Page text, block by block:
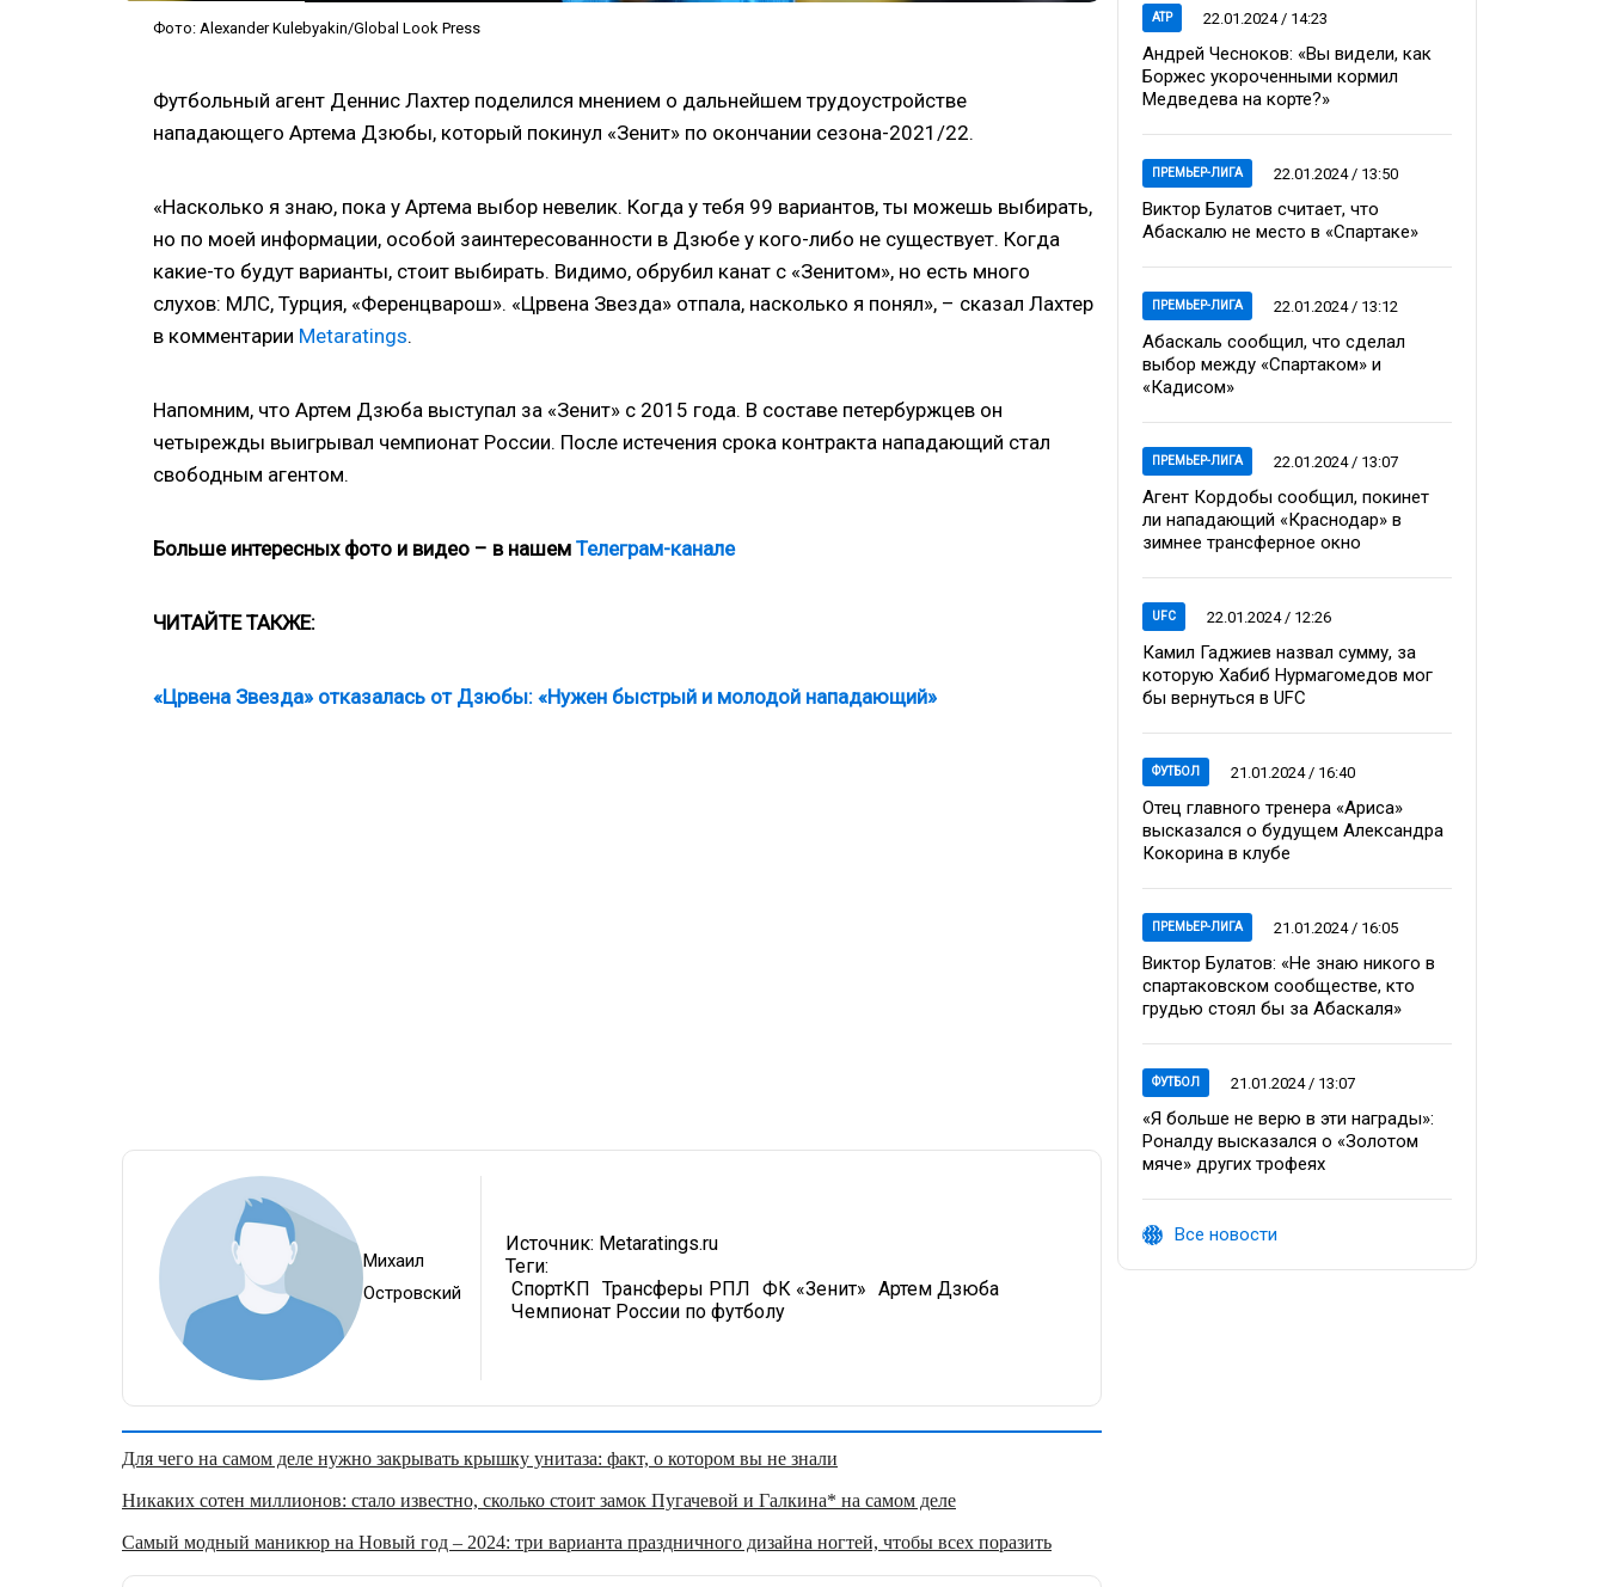
Фото: Alexander Kulebyakin/Global Look Press
Футбольный агент Деннис Лахтер поделился мнением о дальнейшем трудоустройстве
нападающего Артема Дзюбы, который покинул «Зенит» по окончании сезона-2021/22.
«Насколько я знаю, пока у Артема выбор невелик. Когда у тебя 99 вариантов, ты можешь выбирать,
но по моей информации, особой заинтересованности в Дзюбе у кого-либо не существует. Когда
какие-то будут варианты, стоит выбирать. Видимо, обрубил канат с «Зенитом», но есть много
слухов: МЛС, Турция, «Ференцварош». «Црвена Звезда» отпала, насколько я понял», – сказал Лахтер
в комментарии Metaratings.
Напомним, что Артем Дзюба выступал за «Зенит» с 2015 года. В составе петербуржцев он
четырежды выигрывал чемпионат России. После истечения срока контракта нападающий стал
свободным агентом.
Больше интересных фото и видео – в нашем Телеграм-канале
ЧИТАЙТЕ ТАКЖЕ:
«Црвена Звезда» отказалась от Дзюбы: «Нужен быстрый и молодой нападающий»
Михаил
Островский
Источник: Metaratings.ru
Теги:
СпортКП
Трансферы РПЛ ФК «Зенит» Артем Дзюба
Чемпионат России по футболу
Для чего на самом деле нужно закрывать крышку унитаза: факт, о котором вы не знали
Никаких сотен миллионов: стало известно, сколько стоит замок Пугачевой и Галкина* на самом деле
Самый модный маникюр на Новый год – 2024: три варианта праздничного дизайна ногтей, чтобы всех поразить
ATP 22.01.2024 / 14:23
Андрей Чесноков: «Вы видели, как
Боржес укороченными кормил
Медведева на корте?»
ПРЕМЬЕР-ЛИГА 22.01.2024 / 13:50
Виктор Булатов считает, что
Абаскалю не место в «Спартаке»
ПРЕМЬЕР-ЛИГА 22.01.2024 / 13:12
Абаскаль сообщил, что сделал
выбор между «Спартаком» и
«Кадисом»
ПРЕМЬЕР-ЛИГА 22.01.2024 / 13:07
Агент Кордобы сообщил, покинет
ли нападающий «Краснодар» в
зимнее трансферное окно
UFC 22.01.2024 / 12:26
Камил Гаджиев назвал сумму, за
которую Хабиб Нурмагомедов мог
бы вернуться в UFC
ФУТБОЛ 21.01.2024 / 16:40
Отец главного тренера «Ариса»
высказался о будущем Александра
Кокорина в клубе
ПРЕМЬЕР-ЛИГА 21.01.2024 / 16:05
Виктор Булатов: «Не знаю никого в
спартаковском сообществе, кто
грудью стоял бы за Абаскаля»
ФУТБОЛ 21.01.2024 / 13:07
«Я больше не верю в эти награды»:
Роналду высказался о «Золотом
мяче» других трофеях
Все новости